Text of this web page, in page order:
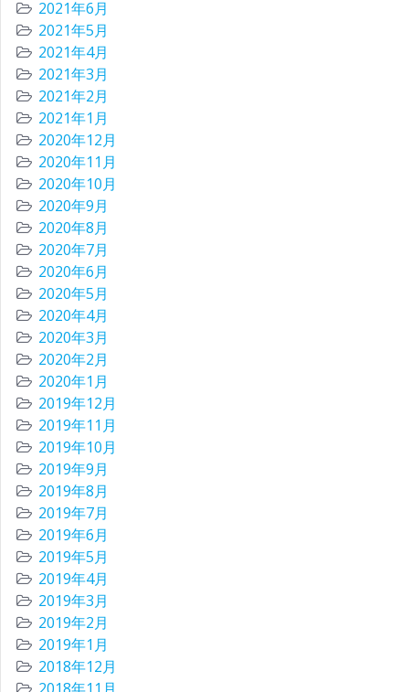
2021年6月
2021年5月
2021年4月
2021年3月
2021年2月
2021年1月
2020年12月
2020年11月
2020年10月
2020年9月
2020年8月
2020年7月
2020年6月
2020年5月
2020年4月
2020年3月
2020年2月
2020年1月
2019年12月
2019年11月
2019年10月
2019年9月
2019年8月
2019年7月
2019年6月
2019年5月
2019年4月
2019年3月
2019年2月
2019年1月
2018年12月